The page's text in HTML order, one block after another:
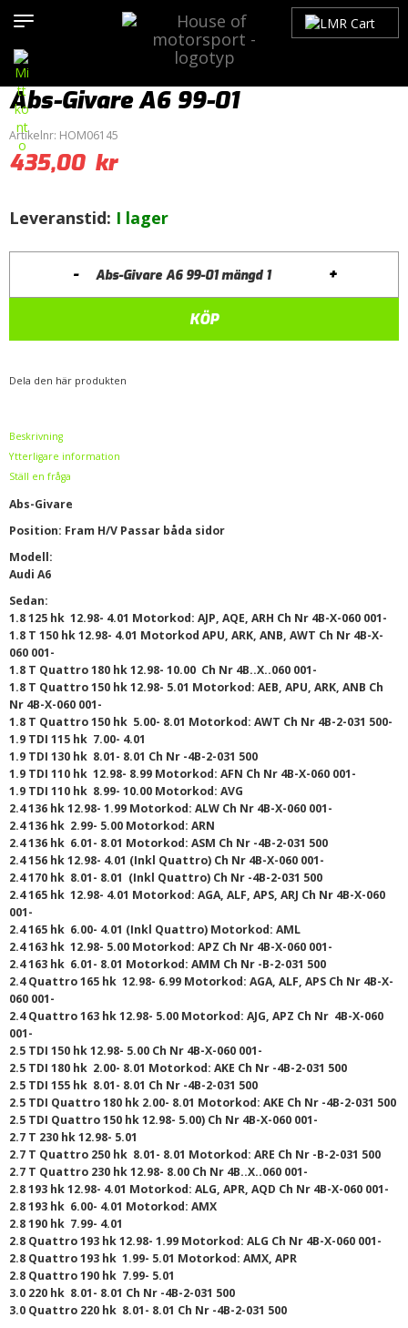
Bilmärken>Audi>A6 / S6 >C5 (1997-2005)>
Bromsar
> Abs-Givare A6 99-01
Abs-Givare A6 99-01
Artikelnr: HOM06145
435,00 kr
Leveranstid: I lager
- Abs-Givare A6 99-01 mängd +
KÖP
Dela den här produkten
Beskrivning
Ytterligare information
Ställ en fråga
Abs-Givare
Position: Fram H/V Passar båda sidor
Modell:
Audi A6
Sedan:
1.8 125 hk 12.98- 4.01 Motorkod: AJP, AQE, ARH Ch Nr 4B-X-060 001-
1.8 T 150 hk 12.98- 4.01 Motorkod APU, ARK, ANB, AWT Ch Nr 4B-X-
060 001-
1.8 T Quattro 180 hk 12.98- 10.00 Ch Nr 4B..X..060 001-
1.8 T Quattro 150 hk 12.98- 5.01 Motorkod: AEB, APU, ARK, ANB Ch
Nr 4B-X-060 001-
1.8 T Quattro 150 hk 5.00- 8.01 Motorkod: AWT Ch Nr 4B-2-031 500-
1.9 TDI 115 hk 7.00- 4.01
1.9 TDI 130 hk 8.01- 8.01 Ch Nr -4B-2-031 500
1.9 TDI 110 hk 12.98- 8.99 Motorkod: AFN Ch Nr 4B-X-060 001-
1.9 TDI 110 hk 8.99- 10.00 Motorkod: AVG
2.4 136 hk 12.98- 1.99 Motorkod: ALW Ch Nr 4B-X-060 001-
2.4 136 hk 2.99- 5.00 Motorkod: ARN
2.4 136 hk 6.01- 8.01 Motorkod: ASM Ch Nr -4B-2-031 500
2.4 156 hk 12.98- 4.01 (Inkl Quattro) Ch Nr 4B-X-060 001-
2.4 170 hk 8.01- 8.01 (Inkl Quattro) Ch Nr -4B-2-031 500
2.4 165 hk 12.98- 4.01 Motorkod: AGA, ALF, APS, ARJ Ch Nr 4B-X-060
001-
2.4 165 hk 6.00- 4.01 (Inkl Quattro) Motorkod: AML
2.4 163 hk 12.98- 5.00 Motorkod: APZ Ch Nr 4B-X-060 001-
2.4 163 hk 6.01- 8.01 Motorkod: AMM Ch Nr -B-2-031 500
2.4 Quattro 165 hk 12.98- 6.99 Motorkod: AGA, ALF, APS Ch Nr 4B-X-
060 001-
2.4 Quattro 163 hk 12.98- 5.00 Motorkod: AJG, APZ Ch Nr 4B-X-060
001-
2.5 TDI 150 hk 12.98- 5.00 Ch Nr 4B-X-060 001-
2.5 TDI 180 hk 2.00- 8.01 Motorkod: AKE Ch Nr -4B-2-031 500
2.5 TDI 155 hk 8.01- 8.01 Ch Nr -4B-2-031 500
2.5 TDI Quattro 180 hk 2.00- 8.01 Motorkod: AKE Ch Nr -4B-2-031 500
2.5 TDI Quattro 150 hk 12.98- 5.00) Ch Nr 4B-X-060 001-
2.7 T 230 hk 12.98- 5.01
2.7 T Quattro 250 hk 8.01- 8.01 Motorkod: ARE Ch Nr -B-2-031 500
2.7 T Quattro 230 hk 12.98- 8.00 Ch Nr 4B..X..060 001-
2.8 193 hk 12.98- 4.01 Motorkod: ALG, APR, AQD Ch Nr 4B-X-060 001-
2.8 193 hk 6.00- 4.01 Motorkod: AMX
2.8 190 hk 7.99- 4.01
2.8 Quattro 193 hk 12.98- 1.99 Motorkod: ALG Ch Nr 4B-X-060 001-
2.8 Quattro 193 hk 1.99- 5.01 Motorkod: AMX, APR
2.8 Quattro 190 hk 7.99- 5.01
3.0 220 hk 8.01- 8.01 Ch Nr -4B-2-031 500
3.0 Quattro 220 hk 8.01- 8.01 Ch Nr -4B-2-031 500